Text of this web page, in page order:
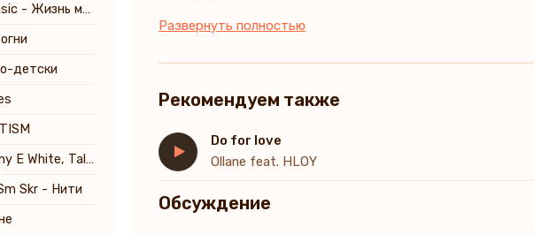
Moonwalkersmusic - Жизнь молодая
детски
SITNIKA, Anthony E White, Tal Babitzky - Everyday's a Lifetime
Skr - Нити
Knife, knife, knife, now we roll
It's a knife
시도는 좋았지만 felt too light
쫓아봐 우린 머리 위 satellite
덤벼봤자 칼은 허공에다 slice
Развернуть полностью
Рекомендуем также
Do for love
Ollane feat. HLOY
Обсуждение